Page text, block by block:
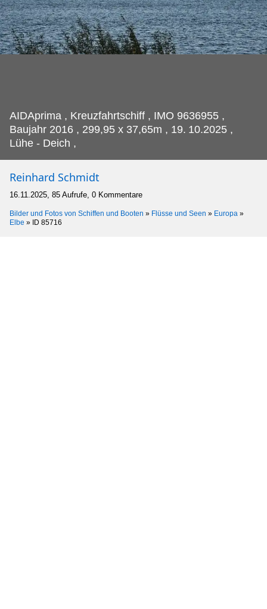
AIDAprima , Kreuzfahrtschiff , IMO 9636955 ,
Baujahr 2016 , 299,95 x 37,65m , 19. 10.2025 ,
Lühe - Deich ,
Reinhard Schmidt
16.11.2025, 85 Aufrufe, 0 Kommentare
Bilder und Fotos von Schiffen und Booten » Flüsse und Seen » Europa »
Elbe » ID 85716